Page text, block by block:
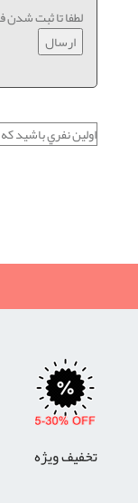
لطفا تا ثبت شدن
اولين نفري باشيد
تخفیف ویژه